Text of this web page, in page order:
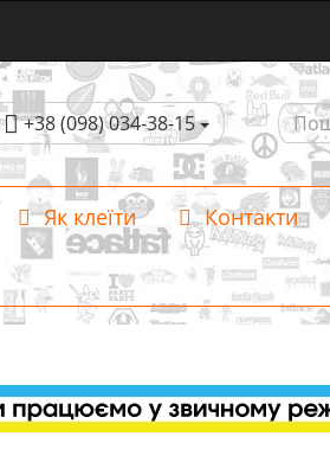
+38 (098) 034-38-15
Як клеїти Контакти